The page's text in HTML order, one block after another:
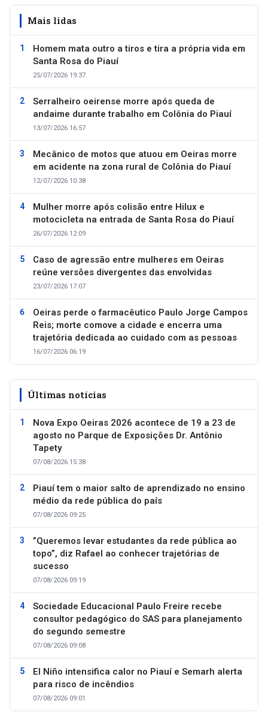
Mais lidas
Homem mata outro a tiros e tira a própria vida em
Santa Rosa do Piauí
25/07/2026 19:37
Serralheiro oeirense morre após queda de
andaime durante trabalho em Colônia do Piauí
13/07/2026 16:57
Mecânico de motos que atuou em Oeiras morre
em acidente na zona rural de Colônia do Piauí
12/07/2026 10:38
Mulher morre após colisão entre Hilux e
motocicleta na entrada de Santa Rosa do Piauí
26/07/2026 12:09
Caso de agressão entre mulheres em Oeiras
reúne versões divergentes das envolvidas
23/07/2026 17:07
Oeiras perde o farmacêutico Paulo Jorge Campos
Reis; morte comove a cidade e encerra uma
trajetória dedicada ao cuidado com as pessoas
16/07/2026 06:19
Últimas notícias
Nova Expo Oeiras 2026 acontece de 19 a 23 de
agosto no Parque de Exposições Dr. Antônio
Tapety
07/08/2026 15:38
Piauí tem o maior salto de aprendizado no ensino
médio da rede pública do país
07/08/2026 09:25
”Queremos levar estudantes da rede pública ao
topo”, diz Rafael ao conhecer trajetórias de
sucesso
07/08/2026 09:19
Sociedade Educacional Paulo Freire recebe
consultor pedagógico do SAS para planejamento
do segundo semestre
07/08/2026 09:08
El Niño intensifica calor no Piauí e Semarh alerta
para risco de incêndios
07/08/2026 09:01